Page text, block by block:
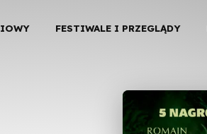
FESTIWALE I PRZEGLĄDY